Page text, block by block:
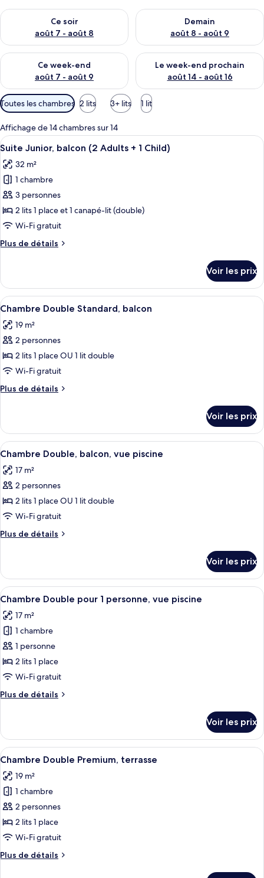
Ce soir
août 7 - août 8
Vérifier la disponibilité pour ce soir août 7 - août 8
Demain
août 8 - août 9
Vérifier la disponibilité pour
Ce week-end
août 7 - août 9
Vérifier la disponibilité pour ce week-end août 7 - août 9
Le week-end prochain
août 14 - août 16
Vérifier la disponibilité pour
Filtres
disponibles
pour
les
chambres
Toutes les chambres 2 lits 3+ lits 1 lit
Affichage de 14 chambres sur 14
Afficher
toutes
les
photos
pour
ce
type
chambre :
balcon
(2
Adults
+
1
Child)
Un balcon avec deux chaises en fil
9
Suite Junior, balcon (2 Adults + 1 Child)
32 m²
1 chambre
3 personnes
2 lits 1 place et 1 canapé-lit (double)
Wi-Fi gratuit
Plus de détails
Plus
le
type
de
Suite
Junior,
(2
Adults
1
Voir les prix
Afficher
toutes
les
photos
pour
ce
type
de
Chambre
Double
Standard,
balcon
Une chambre d’hôtel moderne
7
Chambre Double Standard, balcon
19 m²
2 personnes
2 lits 1 place OU 1 lit double
Wi-Fi gratuit
Plus de détails
Plus
le
type
de
Chambre
Double
balcon
Voir les prix
Afficher
toutes
les
photos
pour
ce
type
de
Chambre
Double,
balcon,
vue
piscine
Un espace piscine aménagé sur le
8
Chambre Double, balcon, vue piscine
17 m²
2 personnes
2 lits 1 place OU 1 lit double
Wi-Fi gratuit
Plus de détails
Plus
le
type
de
Chambre
Double,
vue
piscine
Voir les prix
Afficher
toutes
les
photos
pour
ce
type
chambre :
pour
1
personne,
vue
piscine
Un espace piscine aménagé sur le
8
Chambre Double pour 1 personne, vue piscine
17 m²
1 chambre
1 personne
2 lits 1 place
Wi-Fi gratuit
Plus de détails
Plus
le
type
de
Chambre
Double
personne,
vue
piscine
Voir les prix
Afficher
toutes
les
photos
pour
ce
type
chambre :
Un balcon avec deux chaises et une
7
Chambre Double Premium, terrasse
19 m²
1 chambre
2 personnes
2 lits 1 place
Wi-Fi gratuit
Plus de détails
Plus